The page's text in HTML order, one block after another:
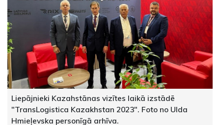
Liepājnieki Kazahstānas vizītes laikā izstādē
"TransLogistica Kazakhstan 2023". Foto no Ulda
Hmieļevska personīgā arhīva.